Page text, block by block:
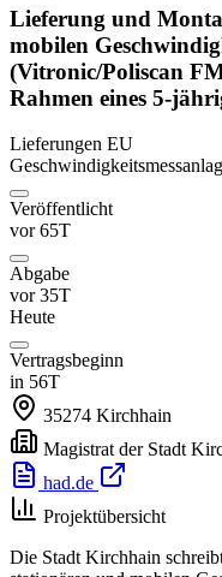
Lieferung und
mobilen
(Vitronic/Poliscan
Rahmen eines 5-
Lieferungen EU
Veröffentlicht
vor 65T
Abgabe
vor 35T
Heute
Vertragsbeginn
in 56T
35274 Kirchhain
Magistrat der Stadt
had.de
Projektübersicht
Die Stadt Kirchhain